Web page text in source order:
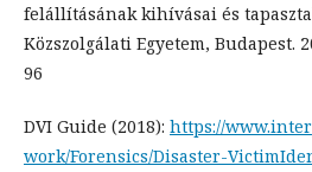
felállításának kihívásai és
Közszolgálati Egyetem, Budapest.
96
DVI Guide (2018): https://
work/Forensics/Disaster-